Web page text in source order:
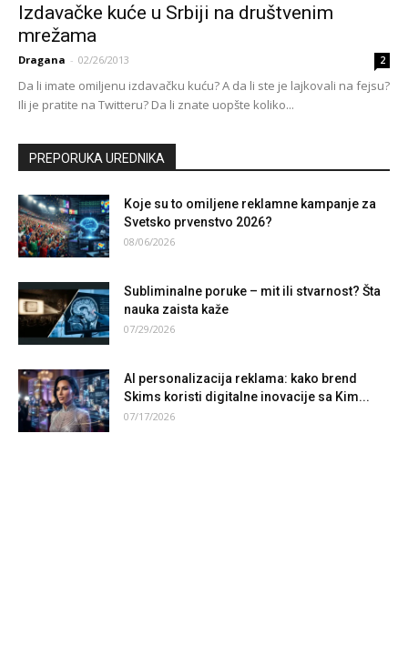
Izdavačke kuće u Srbiji na društvenim
mrežama
Dragana - 02/26/2013 2
Da li imate omiljenu izdavačku kuću? A da li ste je lajkovali na fejsu?
Ili je pratite na Twitteru? Da li znate uopšte koliko...
PREPORUKA UREDNIKA
Koje su to omiljene reklamne kampanje za
Svetsko prvenstvo 2026?
08/06/2026
Subliminalne poruke – mit ili stvarnost? Šta
nauka zaista kaže
07/29/2026
AI personalizacija reklama: kako brend
Skims koristi digitalne inovacije sa Kim...
07/17/2026